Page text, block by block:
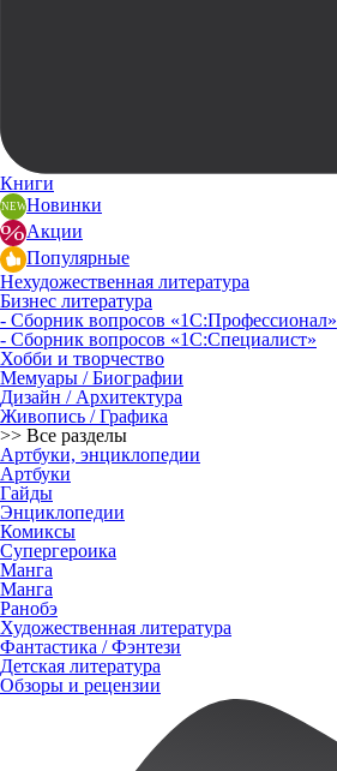
Книги
Новинки
Акции
Популярные
Нехудожественная литература
Бизнес литература
- Сборник вопросов «1С:Профессионал»
- Сборник вопросов «1С:Специалист»
Хобби и творчество
Мемуары / Биографии
Дизайн / Архитектура
Живопись / Графика
>> Все разделы
Артбуки, энциклопедии
Артбуки
Гайды
Энциклопедии
Комиксы
Супергероика
Манга
Манга
Ранобэ
Художественная литература
Фантастика / Фэнтези
Детская литература
Обзоры и рецензии